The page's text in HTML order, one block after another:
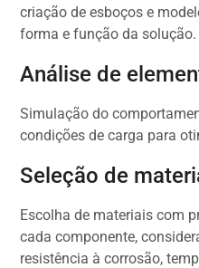
criação de esboços e
forma e função da solução.
Análise de
Simulação do
condições de carga para
Seleção de
Escolha de materiais com
cada componente,
resistência à corrosão,